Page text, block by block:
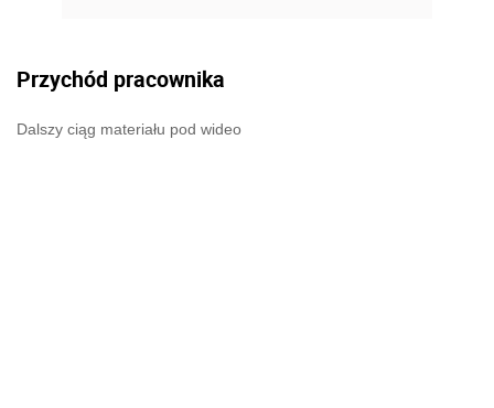
Przychód pracownika
Dalszy ciąg materiału pod wideo